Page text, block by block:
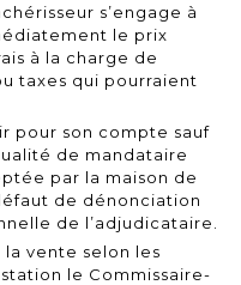
s’engage à
le prix
à la charge de
taxes qui pourraient
pour son compte sauf
de mandataire
par la maison de
de dénonciation
de l’adjudicataire.
la vente selon les
le Commissaire-